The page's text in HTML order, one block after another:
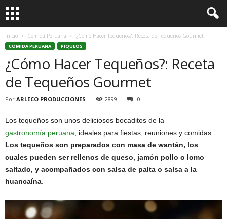
Inicio Comida Peruana ¿Cómo Hacer Tequeños?: Receta de Tequeños Gourmet
COMIDA PERUANA PIQUEOS
¿Cómo Hacer Tequeños?: Receta
de Tequeños Gourmet
Por ARLECO PRODUCCIONES 2899 0
Los tequeños son unos deliciosos bocaditos de la
gastronomía peruana , ideales para fiestas, reuniones y comidas.
Los tequeños son preparados con masa de wantán, los
cuales pueden ser rellenos de queso, jamón pollo o lomo
saltado, y acompañados con salsa de palta o salsa a la
huancaína